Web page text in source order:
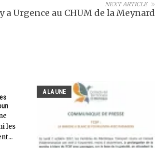
NEXT ARTICLE
a Urgence au CHUM de la Meynard
les
A LA UNE